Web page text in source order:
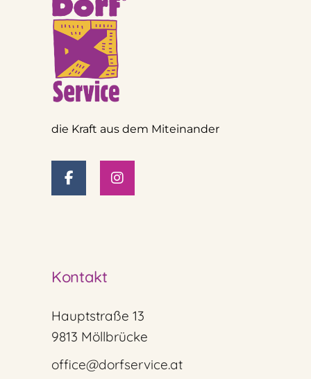
die Kraft aus dem Miteinander
Kontakt
Hauptstraße 13
9813 Möllbrücke
office@dorfservice.at